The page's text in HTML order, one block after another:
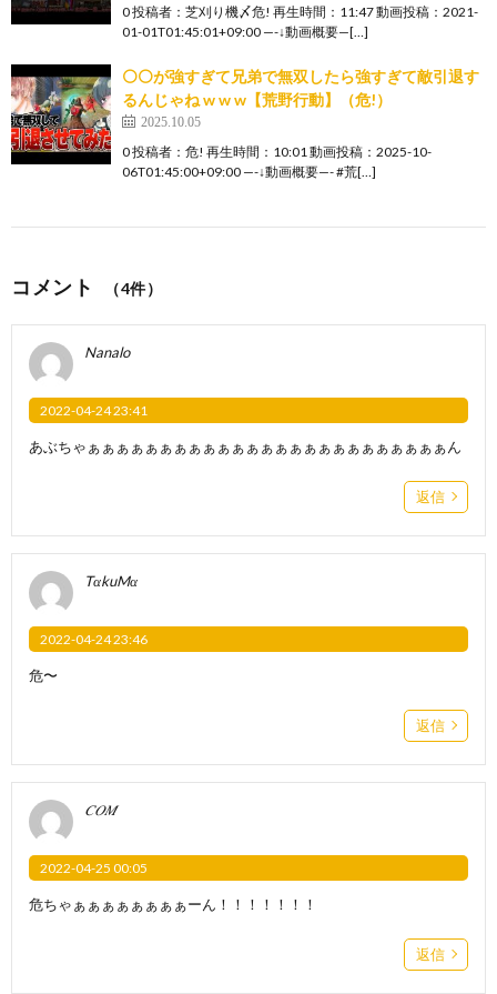
0 投稿者：芝刈り機〆危! 再生時間：11:47 動画投稿：2021-
01-01T01:45:01+09:00 —-↓動画概要—[…]
⚪⚪が強すぎて兄弟で無双したら強すぎて敵引退す
るんじゃね w w w【荒野行動】（危!）
2025.10.05
0 投稿者：危! 再生時間：10:01 動画投稿：2025-10-
06T01:45:00+09:00 —-↓動画概要—- #荒[…]
コメント （4件）
Nanalo
2022-04-24 23:41
あぶちゃぁぁぁぁぁぁぁぁぁぁぁぁぁぁぁぁぁぁぁぁぁぁぁぁぁん
返信
TαkuMα
2022-04-24 23:46
危〜
返信
𝐶𝑂𝑀
2022-04-25 00:05
危ちゃぁぁぁぁぁぁぁぁーん！！！！！！！
返信